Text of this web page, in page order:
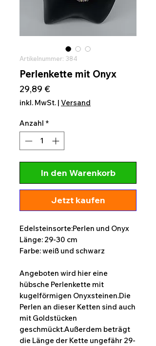
Artikelnummer: 384
Perlenkette mit Onyx
29,89 €Preis
inkl. MwSt. | Versand
Anzahl *
In den Warenkorb
Jetzt kaufen
Edelsteinsorte:Perlen und Onyx
Länge: 29-30 cm
Farbe: weiß und schwarz
Angeboten wird hier eine
hübsche Perlenkette mit
kugelförmigen Onyxsteinen.Die
Perlen an dieser Ketten sind auch
mit Goldstücken
geschmückt.Außerdem beträgt
die Länge der Kette ungefähr 29-